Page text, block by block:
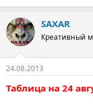
SAXAR
Креативный
24.08.2013
Таблица на 24